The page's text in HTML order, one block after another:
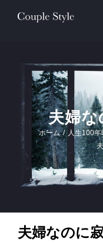
夫婦な
ホーム / 人生100
夫婦なのに